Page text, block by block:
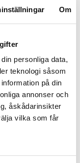
Om
personliga data,
teknologi såsom
på din
annonser och
åskådarinsikter
vilka som får
och satt på
vita
rör
det till nästa
hade ju varit den